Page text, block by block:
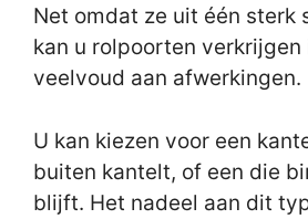
Net omdat ze uit één sterk
kan u rolpoorten verkrijgen
veelvoud aan afwerkingen.
U kan kiezen voor een
buiten kantelt, of een die
blijft. Het nadeel aan dit